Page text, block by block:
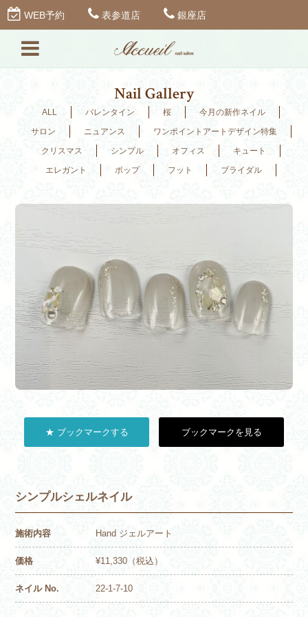
WEB予約 表参道店 銀座店
Nail Gallery
ALL バレンタイン 桜
今月の新作ネイル
サロン
ニュアンス
ワンポイントアートデザイン特集
クリスマス
シンプル オフィス
キュート
エレガント
ポップ フット ブライダル
★ ブックマークする ブックマークを見る
シンプルシェルネイル
施術内容 Hand ジェルアート
価格 ¥11,330（税込）
ネイル No. 22-1-7-10